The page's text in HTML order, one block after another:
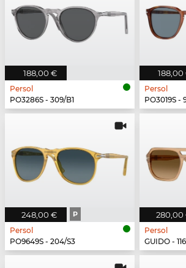
188,00 €
Persol
PO3286S - 309/B1
188,00
Persol
PO3019S -
248,00 € P
Persol
PO9649S - 204/S3
280,00
Persol
GUIDO -